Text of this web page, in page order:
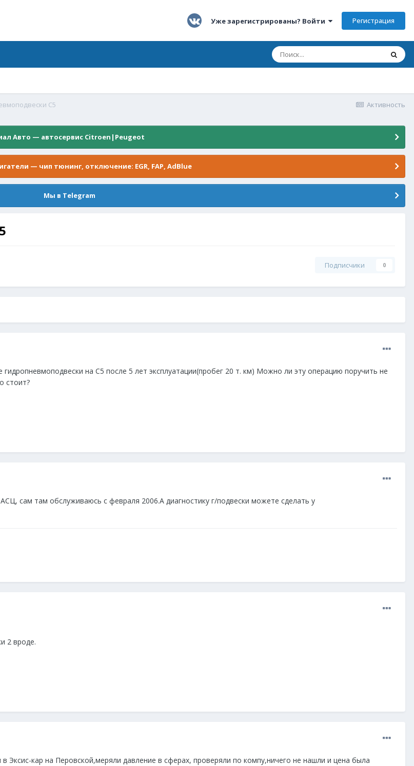
Уже зарегистрированы? Войти Регистрация
Активность
С5
Авто — автосервис Citroen|Peugeot
— чип тюнинг, отключение: EGR, FAP, AdBlue
Мы в Telegram
Подписчики 0
на С5 после 5 лет эксплуатации(пробег 20 т. км) Можно ли эту операцию поручить не
стоит?
сам там обслуживаюсь с февраля 2006.А диагностику г/подвески можете сделать у
2 вроде.
Эксис-кар на Перовской,меряли давление в сферах, проверяли по компу,ничего не нашли и цена была